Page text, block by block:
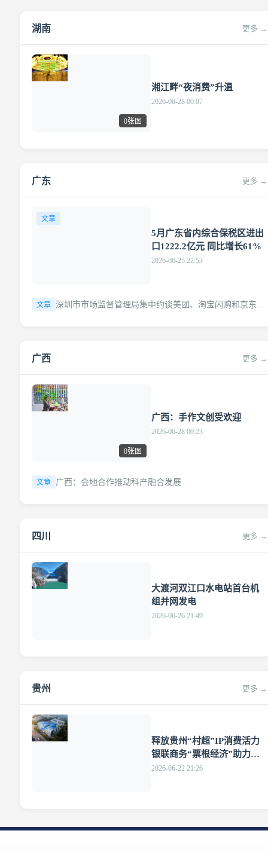
湖南 更多 →
组图
0张图
湘江畔“夜消费”升温
2026-06-28 00:07
广东 更多 →
文章
5月广东省内综合保税区进出
口1222.2亿元 同比增长61%
2026-06-25 22:53
文章 深圳市市场监督管理局集中约谈美团、淘宝闪购和京东外
广西 更多 →
组图
0张图
广西：手作文创受欢迎
2026-06-28 00:23
文章 广西：会地合作推动科产融合发展
四川 更多 →
文章
大渡河双江口水电站首台机
组并网发电
2026-06-26 21:49
贵州 更多 →
文章
释放贵州“村超”IP消费活力
银联商务“票根经济”助力黔
西南消费提质升级
2026-06-22 21:26